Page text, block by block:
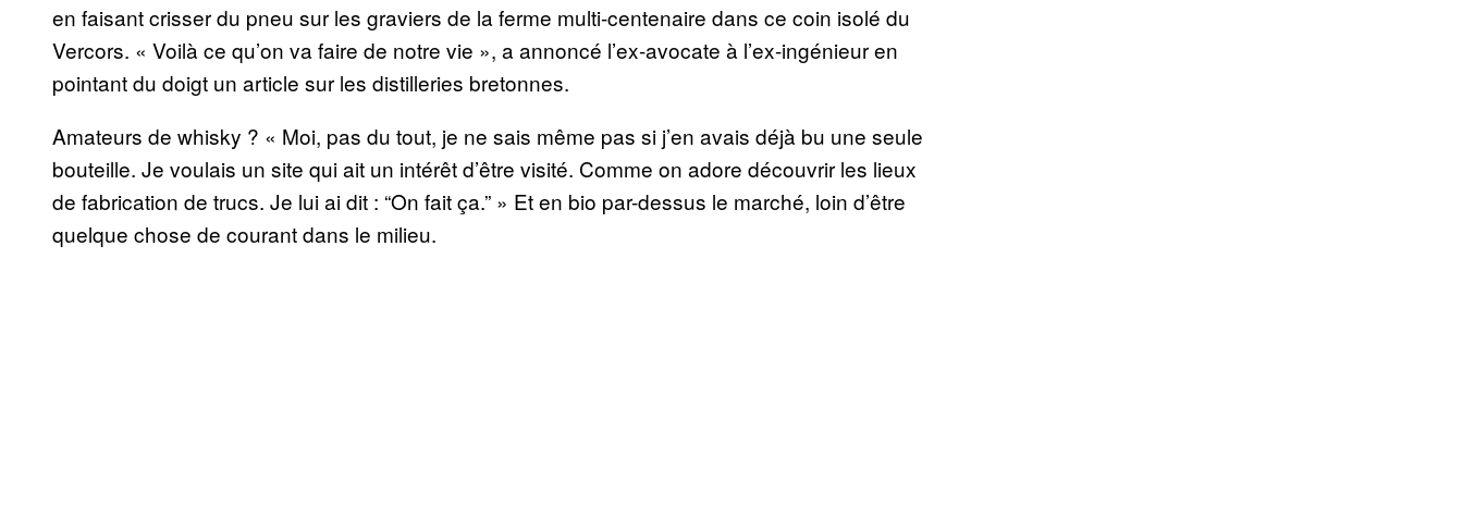
en faisant crisser du pneu sur les graviers de la ferme multi-centenaire dans ce coin isolé du
Vercors. « Voilà ce qu’on va faire de notre vie », a annoncé l’ex-avocate à l’ex-ingénieur en
pointant du doigt un article sur les distilleries bretonnes.
Amateurs de whisky ? « Moi, pas du tout, je ne sais même pas si j’en avais déjà bu une seule
bouteille. Je voulais un site qui ait un intérêt d’être visité. Comme on adore découvrir les lieux
de fabrication de trucs. Je lui ai dit : “On fait ça.” » Et en bio par-dessus le marché, loin d’être
quelque chose de courant dans le milieu.